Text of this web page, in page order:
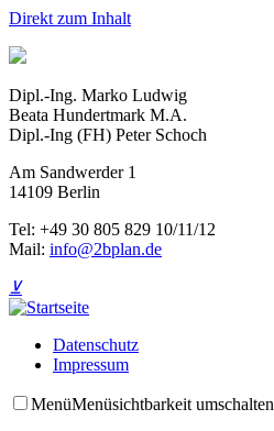
Direkt zum Inhalt
Dipl.-Ing. Marko Ludwig
Beata Hundertmark M.A.
Dipl.-Ing (FH) Peter Schoch
Am Sandwerder 1
14109 Berlin
Tel: +49 30 805 829 10/11/12
Mail: info@2bplan.de
⊻
Datenschutz
Impressum
MenüMenüsichtbarkeit umschalten